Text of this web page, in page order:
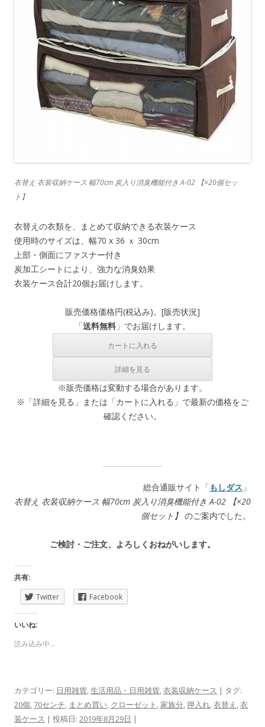
衣替え 衣装収納ケース 幅70cm 炭入り消臭機能付き A-02 【×20個セッ
ト】
衣替えの衣類を、まとめて収納できる衣装ケース
使用時のサイズは、幅70 x 36 ｘ 30cm
上部・側面にファスナー付き
炭加工シートにより、強力な消臭効果
衣装ケース合計20個お届けします。
販売価格価格円(税込み)。[販売状況]
「送料無料 」でお届けします。
※販売価格は変動する場合があります。
※「詳細を見る」または「カートに入れる」で最新の価格をご
確認ください。
総合通販サイト「もしダス 」
衣替え 衣装収納ケース 幅70cm 炭入り消臭機能付き A-02 【×20
個セット】 のご案内でした。
ご検討・ご注文、よろしくおねがいします。
共有:
Twitter
Facebook
いいね:
読み込み中...
カテゴリー: 日用雑貨,生活用品・日用雑貨,衣装収納ケース | タグ:
20個, 70センチ, まとめ買い, クローゼット ,家族分,押入れ,衣替え ,衣
装ケース | 投稿日: 2019年8月29日 |